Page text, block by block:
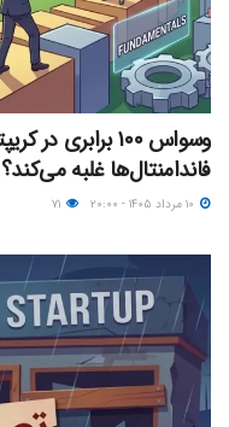
وسواس ۱۰۰
فاندامنتال‌ها غلبه می‌کند؟